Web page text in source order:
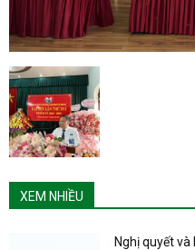
XEM NHIỀU
Nghị quyết